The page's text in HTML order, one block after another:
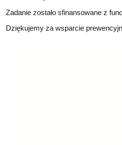
Zadanie zostało sfinansowane z
Dziękujemy za wsparcie